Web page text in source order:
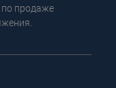
по продаже